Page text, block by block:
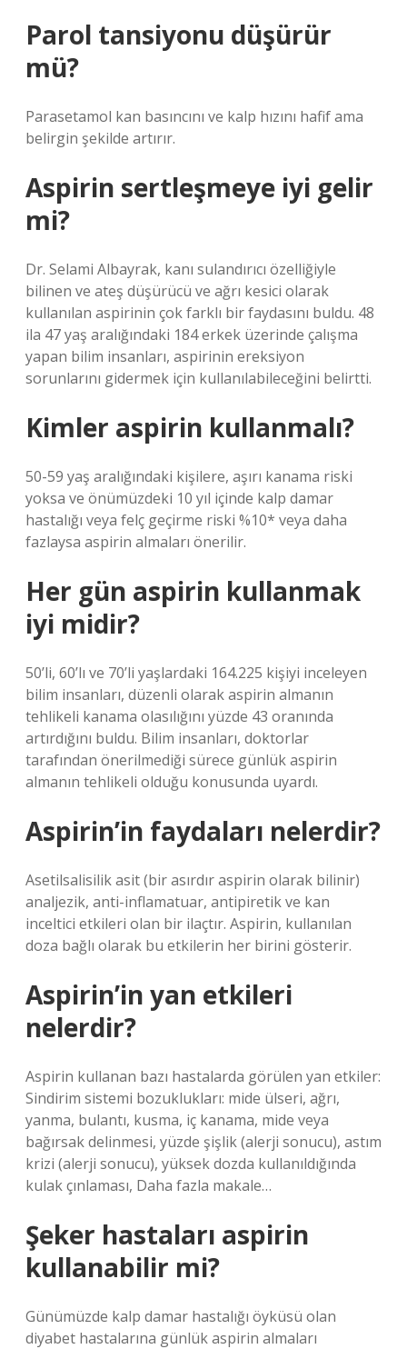
Parol tansiyonu düşürür
mü?
Parasetamol kan basıncını ve kalp hızını hafif ama
belirgin şekilde artırır.
Aspirin sertleşmeye iyi gelir
mi?
Dr. Selami Albayrak, kanı sulandırıcı özelliğiyle
bilinen ve ateş düşürücü ve ağrı kesici olarak
kullanılan aspirinin çok farklı bir faydasını buldu. 48
ila 47 yaş aralığındaki 184 erkek üzerinde çalışma
yapan bilim insanları, aspirinin ereksiyon
sorunlarını gidermek için kullanılabileceğini belirtti.
Kimler aspirin kullanmalı?
50-59 yaş aralığındaki kişilere, aşırı kanama riski
yoksa ve önümüzdeki 10 yıl içinde kalp damar
hastalığı veya felç geçirme riski %10* veya daha
fazlaysa aspirin almaları önerilir.
Her gün aspirin kullanmak
iyi midir?
50’li, 60’lı ve 70’li yaşlardaki 164.225 kişiyi inceleyen
bilim insanları, düzenli olarak aspirin almanın
tehlikeli kanama olasılığını yüzde 43 oranında
artırdığını buldu. Bilim insanları, doktorlar
tarafından önerilmediği sürece günlük aspirin
almanın tehlikeli olduğu konusunda uyardı.
Aspirin’in faydaları nelerdir?
Asetilsalisilik asit (bir asırdır aspirin olarak bilinir)
analjezik, anti-inflamatuar, antipiretik ve kan
inceltici etkileri olan bir ilaçtır. Aspirin, kullanılan
doza bağlı olarak bu etkilerin her birini gösterir.
Aspirin’in yan etkileri
nelerdir?
Aspirin kullanan bazı hastalarda görülen yan etkiler:
Sindirim sistemi bozuklukları: mide ülseri, ağrı,
yanma, bulantı, kusma, iç kanama, mide veya
bağırsak delinmesi, yüzde şişlik (alerji sonucu), astım
krizi (alerji sonucu), yüksek dozda kullanıldığında
kulak çınlaması, Daha fazla makale…
Şeker hastaları aspirin
kullanabilir mi?
Günümüzde kalp damar hastalığı öyküsü olan
diyabet hastalarına günlük aspirin almaları